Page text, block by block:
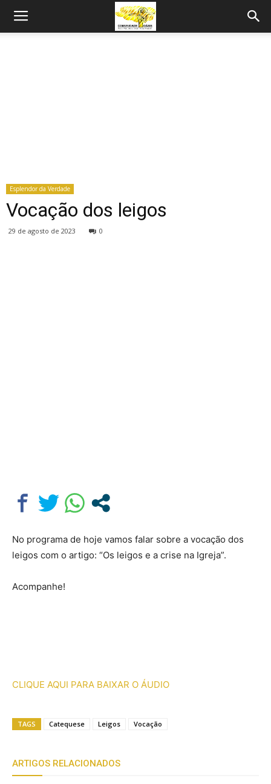
Esplendor da Verdade
Vocação dos leigos
29 de agosto de 2023 0
No programa de hoje vamos falar sobre a vocação dos
leigos com o artigo: “Os leigos e a crise na Igreja”.
Acompanhe!
CLIQUE AQUI PARA BAIXAR O ÁUDIO
TAGS Catequese Leigos Vocação
ARTIGOS RELACIONADOS